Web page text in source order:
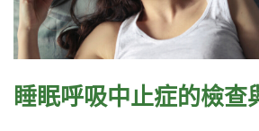
睡眠呼吸中止症的檢查